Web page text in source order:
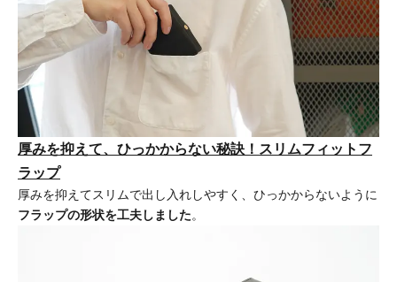
厚みを抑えて、ひっかからない秘訣！スリムフィットフ
ラップ
厚みを抑えてスリムで出し入れしやすく、ひっかからないように
フラップの形状を工夫しました。